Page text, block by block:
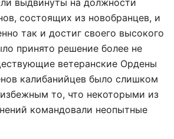
выдвинуты на должности
состоящих из новобранцев, и
так и достиг своего высокого
принято решение более не
ветеранские Ордены
калибанийцев было слишком
то, что некоторыми из
командовали неопытные